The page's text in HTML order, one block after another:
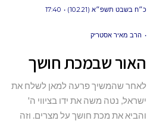
כ״ח בשבט תשפ״א (10.2.21) 17:40
הרב מאיר אסטריק
האור שבמכת חושך
לאחר שהמשיך פרעה למאן לשלח את
ישראל, נטה משה את ידו בציווי ה'
והביא את מכת חושך על מצרים. וזה